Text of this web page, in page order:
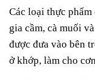
Các loại thực
gia cầm, cà muối
được đưa vào bên
ở khớp, làm cho